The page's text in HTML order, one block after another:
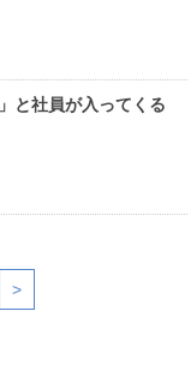
と社員が入ってくる
>